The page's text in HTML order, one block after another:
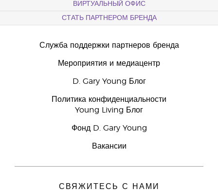
ВИРТУАЛЬНЫЙ ОФИС
СТАТЬ ПАРТНЕРОМ БРЕНДА
Служба поддержки партнеров бренда
Мероприятия и медиацентр
D. Gary Young Блог
Политика конфиденциальности
Young Living Блог
Фонд D. Gary Young
Вакансии
СВЯЖИТЕСЬ С НАМИ